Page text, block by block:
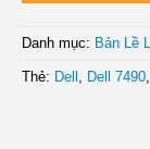
Danh mục: Bản Lề
Thẻ: Dell Dell 7490